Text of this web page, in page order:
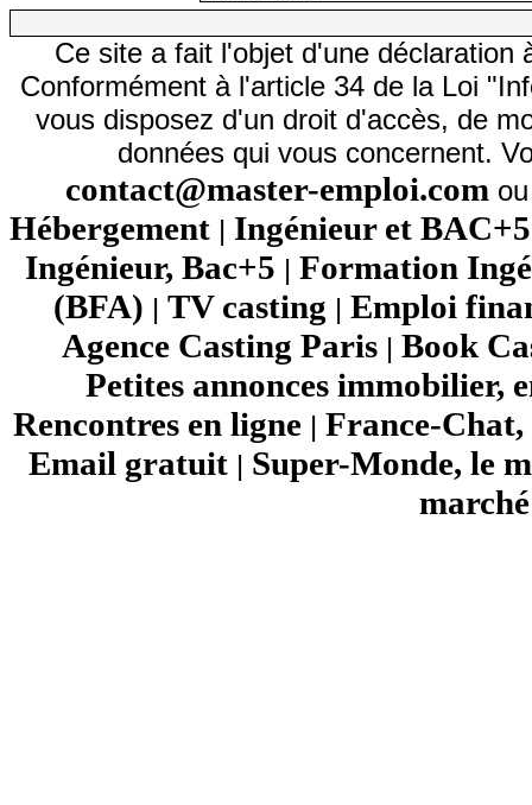
Ce site a fait l'objet d'une déclaration
Conformément à l'article 34 de la Loi
vous disposez d'un droit d'accès, de
données qui vous concernent.
contact@master-emploi.com
Hébergement | Ingénieur et
Ingénieur, Bac+5 | Formation
(BFA) | TV casting | Emploi
Agence Casting Paris | Book
Petites annonces immobilier,
Rencontres en ligne | France-Chat,
Email gratuit| Super-Monde, le